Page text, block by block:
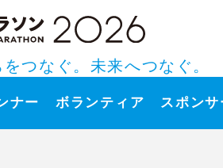
つなぐ。未来へつなぐ。
ナー ボランティア スポンサ